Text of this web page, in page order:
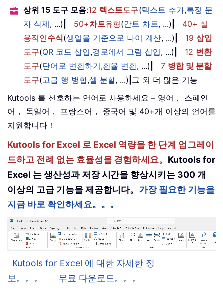
상위 15 도구 모음:12 텍스트도구(텍스트 추가,특정 문
자 삭제, ...) 50+차트유형(간트 차트, ...)
40+ 실
용적인수식(생일을 기준으로 나이 계산, ...) 19 삽입
도구(QR 코드 삽입,경로에서 그림 삽입, ...) 12 변환
도구(단어로 변환하기,환율 변환, ...) 7 병합 및 분할
도구(고급 행 병합,셀 분할, ...) 그 외 더 많은 기능
Kutools 를 선호하는 언어로 사용하세요 – 영어， 스페인
어， 독일어， 프랑스어， 중국어 및 40+개 이상의 언어를
지원합니다！
Kutools for Excel 로 Excel 역량을 한 단계 업그레이
드하고 전례 없는 효율성을 경험하세요。 Kutools for
Excel 는 생산성과 저장 시간을 향상시키는 300 개
이상의 고급 기능을 제공합니다。 가장 필요한 기능을
지금 바로 확인하세요。。。
Kutools for Excel 에 대한 자세한 정
보。。。
무료 다운로드。。。